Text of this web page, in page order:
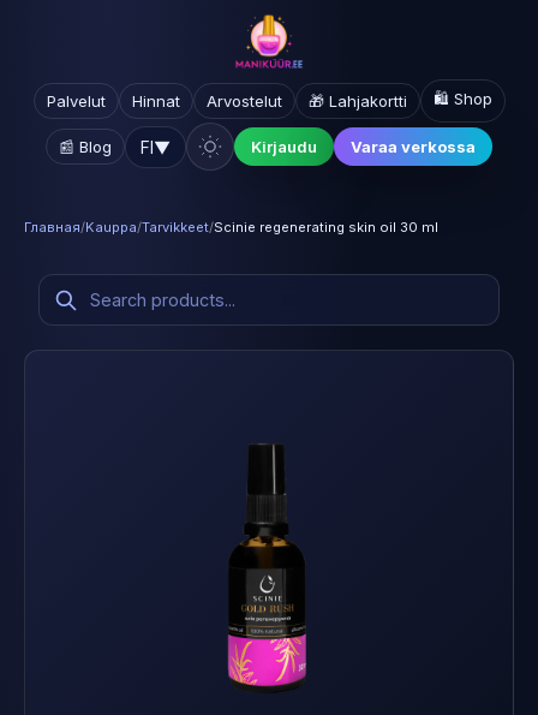
Palvelut Hinnat Arvostelut 🎁 Lahjakortti 🛍️ Shop
📰 Blog FI▼ Kirjaudu Varaa verkossa
Главная/Kauppa/Tarvikkeet/Scinie regenerating skin oil 30 ml